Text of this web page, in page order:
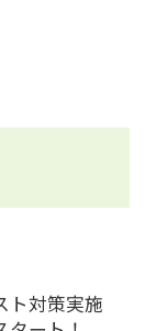
ト対策実施